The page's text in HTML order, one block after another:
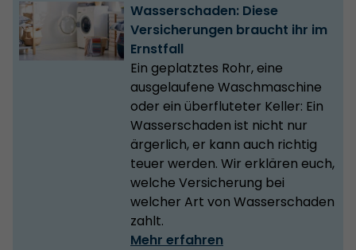
Wasserschaden: Diese
Versicherungen braucht ihr im
Ernstfall
Ein geplatztes Rohr, eine
ausgelaufene Waschmaschine
oder ein überfluteter Keller: Ein
Wasserschaden ist nicht nur
ärgerlich, er kann auch richtig
teuer werden. Wir erklären euch,
welche Versicherung bei
welcher Art von Wasserschaden
zahlt.
Mehr erfahren